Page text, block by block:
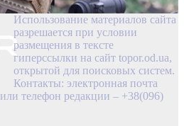
Использование материалов сайта
разрешается при условии
размещения в тексте
гиперссылки на сайт topor.od.ua,
открытой для поисковых систем.
Контакты: электронная почта
или телефон редакции – +38(096)